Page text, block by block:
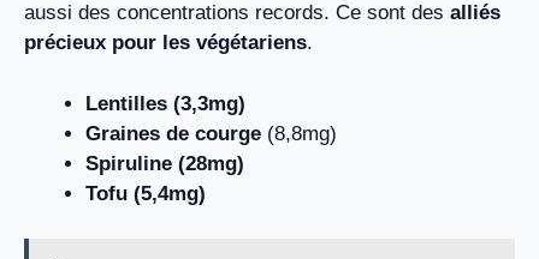
aussi des concentrations records. Ce sont des alliés
précieux pour les végétariens.
Lentilles (3,3mg)
Graines de courge (8,8mg)
Spiruline (28mg)
Tofu (5,4mg)